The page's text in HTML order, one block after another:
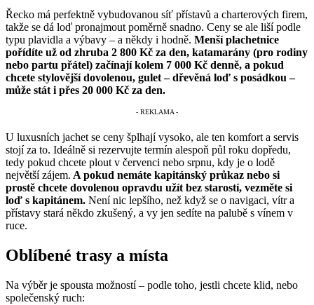
Řecko má perfektně vybudovanou síť přístavů a charterových firem,
takže se dá loď pronajmout poměrně snadno. Ceny se ale liší podle
typu plavidla a výbavy – a někdy i hodně. Menší plachetnice
pořídíte už od zhruba 2 800 Kč za den, katamarány (pro rodiny
nebo partu přátel) začínají kolem 7 000 Kč denně, a pokud
chcete stylovější dovolenou, gulet – dřevěná loď s posádkou –
může stát i přes 20 000 Kč za den.
U luxusních jachet se ceny šplhají vysoko, ale ten komfort a servis
stojí za to. Ideálně si rezervujte termín alespoň půl roku dopředu,
tedy pokud chcete plout v červenci nebo srpnu, kdy je o lodě
největší zájem. A pokud nemáte kapitánský průkaz nebo si
prostě chcete dovolenou opravdu užít bez starostí, vezměte si
loď s kapitánem. Není nic lepšího, než když se o navigaci, vítr a
přístavy stará někdo zkušený, a vy jen sedíte na palubě s vínem v
ruce.
Oblíbené trasy a místa
Na výběr je spousta možností – podle toho, jestli chcete klid, nebo
společenský ruch: